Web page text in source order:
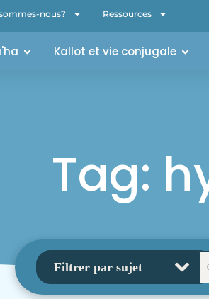
nous?
Ressources
Kallot et vie conjugale
Tag: